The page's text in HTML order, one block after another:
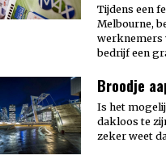
Tijdens een
Melbourne,
werknemers
bedrijf een
Broodje
Is het
dakloos te
zeker weet